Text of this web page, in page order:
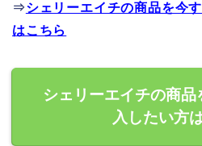
⇒シェリーエイチの商品を今
はこちら
シェリーエイチの商
入したい方